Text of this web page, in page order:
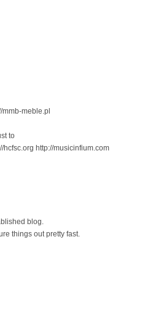
meble.pl
to
hcfsc.org http://musicinfium.com
blog.
things out pretty fast.